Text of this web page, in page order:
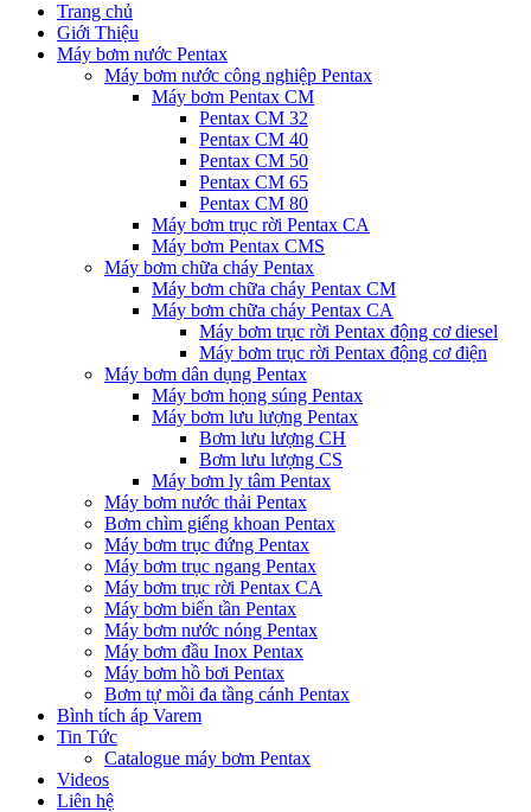
Trang chủ
Giới Thiệu
Máy bơm nước Pentax
Máy bơm nước công nghiệp Pentax
Máy bơm Pentax CM
Pentax CM 32
Pentax CM 40
Pentax CM 50
Pentax CM 65
Pentax CM 80
Máy bơm trục rời Pentax CA
Máy bơm Pentax CMS
Máy bơm chữa cháy Pentax
Máy bơm chữa cháy Pentax CM
Máy bơm chữa cháy Pentax CA
Máy bơm trục rời Pentax động cơ diesel
Máy bơm trục rời Pentax động cơ điện
Máy bơm dân dụng Pentax
Máy bơm họng súng Pentax
Máy bơm lưu lượng Pentax
Bơm lưu lượng CH
Bơm lưu lượng CS
Máy bơm ly tâm Pentax
Máy bơm nước thải Pentax
Bơm chìm giếng khoan Pentax
Máy bơm trục đứng Pentax
Máy bơm trục ngang Pentax
Máy bơm trục rời Pentax CA
Máy bơm biến tần Pentax
Máy bơm nước nóng Pentax
Máy bơm đầu Inox Pentax
Máy bơm hồ bơi Pentax
Bơm tự mồi đa tầng cánh Pentax
Bình tích áp Varem
Tin Tức
Catalogue máy bơm Pentax
Videos
Liên hệ